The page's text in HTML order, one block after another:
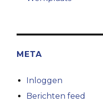
META
Inloggen
Berichten feed